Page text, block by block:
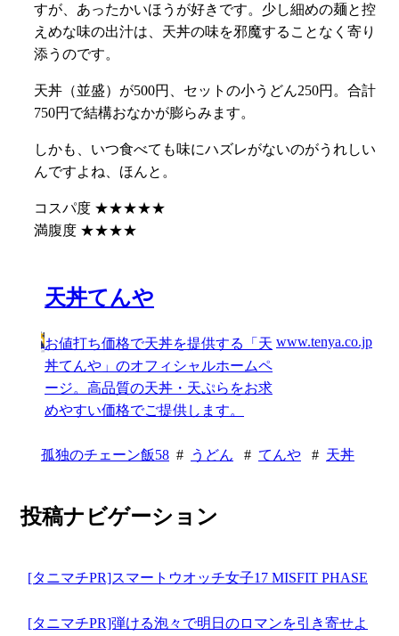
すが、あったかいほうが好きです。少し細めの麺と控
えめな味の出汁は、天丼の味を邪魔することなく寄り
添うのです。
天丼（並盛）が500円、セットの小うどん250円。合計
750円で結構おなかが膨らみます。
しかも、いつ食べても味にハズレがないのがうれしい
んですよね、ほんと。
コスパ度 ★★★★★
満腹度 ★★★★
天丼てんや
お値打ち価格で天丼を提供する「天
丼てんや」のオフィシャルホームペ
ージ。高品質の天丼・天ぷらをお求
めやすい価格でご提供します。
www.tenya.co.jp
孤独のチェーン飯58 # うどん # てんや # 天丼
投稿ナビゲーション
[タニマチPR]スマートウオッチ女子17 MISFIT PHASE
[タニマチPR]弾ける泡々で明日のロマンを引き寄せよ